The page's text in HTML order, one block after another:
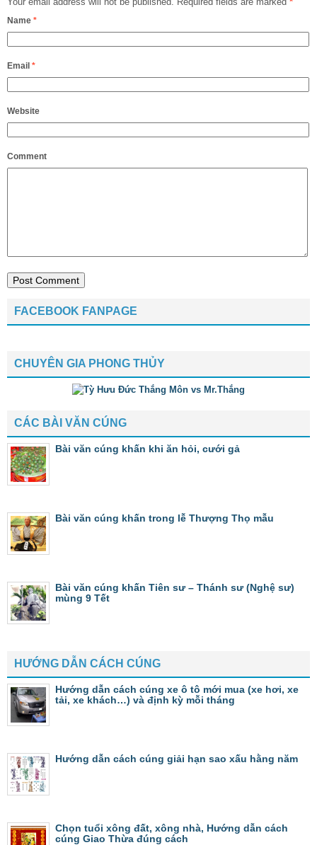
Name *
Email *
Website
Comment
FACEBOOK FANPAGE
CHUYÊN GIA PHONG THỦY
CÁC BÀI VĂN CÚNG
Bài văn cúng khấn khi ăn hỏi, cưới gả
Bài văn cúng khấn trong lễ Thượng Thọ mẫu
Bài văn cúng khấn Tiên sư – Thánh sư (Nghệ sư)
mùng 9 Tết
HƯỚNG DẪN CÁCH CÚNG
Hướng dẫn cách cúng xe ô tô mới mua (xe hơi, xe
tải, xe khách…) và định kỳ mỗi tháng
Hướng dẫn cách cúng giải hạn sao xấu hằng năm
Chọn tuổi xông đất, xông nhà, Hướng dẫn cách
cúng Giao Thừa đúng cách